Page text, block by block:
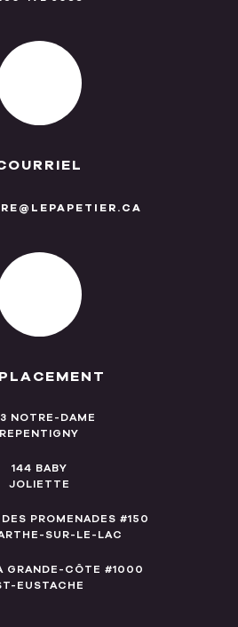
NOTRE-DAME
REPENTIGNY
144 BABY
JOLIETTE
PROMENADES #150
SUR-LE-LAC
GRANDE-CÔTE #1000
EUSTACHE